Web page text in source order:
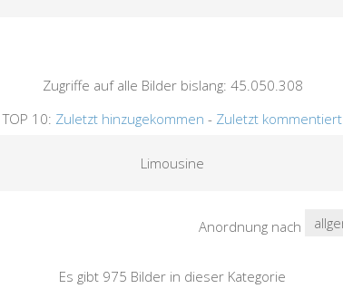
Zugriffe auf alle Bilder bislang: 45.050.308
TOP 10: Zuletzt hinzugekommen - Zuletzt kommentiert
Limousine
Anordnung nach
Es gibt 975 Bilder in dieser Kategorie